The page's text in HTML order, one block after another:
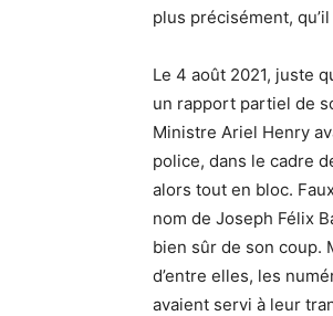
plus précisément,
Le 4 août 2021, juste
un rapport partiel de
Ministre Ariel Henry
police, dans le cadre
alors tout en bloc.
nom de Joseph Félix
bien sûr de son coup.
d’entre elles, les
avaient servi à leur